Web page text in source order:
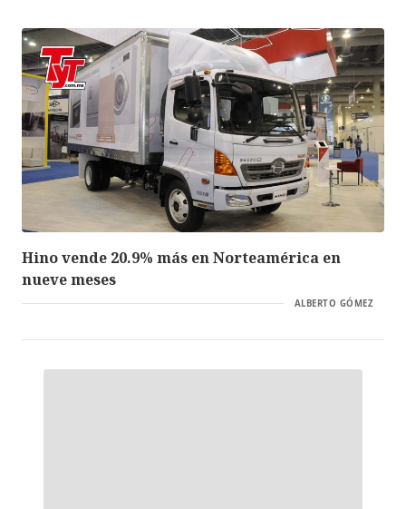
Hino vende 20.9% más en Norteamérica en
nueve meses
ALBERTO GÓMEZ